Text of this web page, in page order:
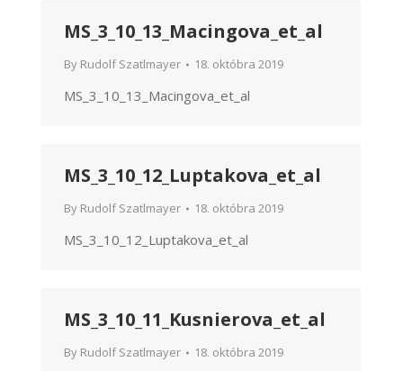
MS_3_10_13_Macingova_et_al
By Rudolf Szatlmayer 18. októbra 2019
MS_3_10_13_Macingova_et_al
MS_3_10_12_Luptakova_et_al
By Rudolf Szatlmayer 18. októbra 2019
MS_3_10_12_Luptakova_et_al
MS_3_10_11_Kusnierova_et_al
By Rudolf Szatlmayer 18. októbra 2019